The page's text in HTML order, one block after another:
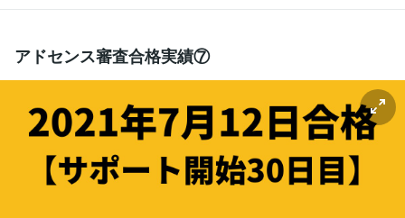
アドセンス審査合格実績⑦